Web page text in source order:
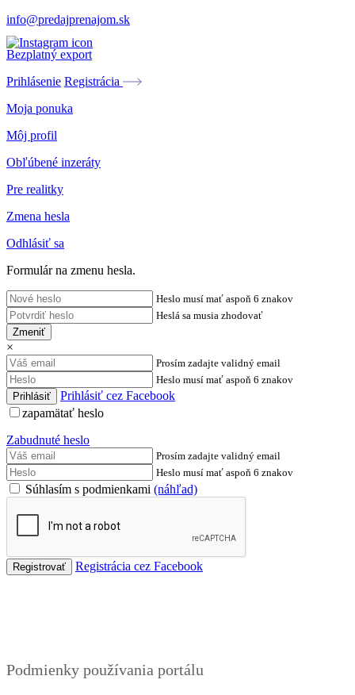
info@predajprenajom.sk
Bezplatný export
Prihlásenie Registrácia
Moja ponuka
Môj profil
Obľúbené inzeráty
Pre realitky
Zmena hesla
Odhlásiť sa
Formulár na zmenu hesla.
Heslo musí mať aspoň 6 znakov
Heslá sa musia zhodovať
Zmeniť
×
Prosím zadajte validný email
Heslo musí mať aspoň 6 znakov
Prihlásiť cez Facebook
zapamätať heslo
Zabudnuté heslo
Prosím zadajte validný email
Heslo musí mať aspoň 6 znakov
Súhlasím s podmienkami (náhľad)
Registrácia cez Facebook
Podmienky používania portálu